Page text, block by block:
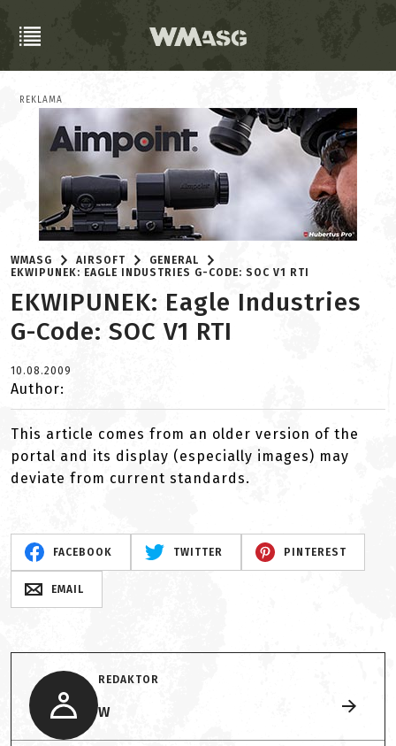
REKLAMA
WMASG AIRSOFT
GENERAL
EKWIPUNEK: EAGLE INDUSTRIES G-CODE: SOC V1 RTI
EKWIPUNEK: Eagle Industries
G-Code: SOC V1 RTI
10.08.2009
Author:
This article comes from an older version of the
portal and its display (especially images) may
deviate from current standards.
FACEBOOK TWITTER PINTEREST
EMAIL
REDAKTOR
W